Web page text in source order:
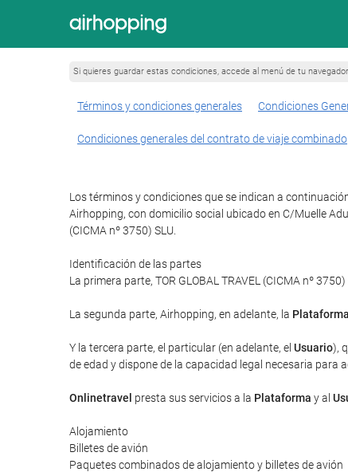
Si quieres guardar estas condiciones, accede al menú de tu
Términos y condiciones generales Condiciones
Condiciones generales del contrato de viaje combinado
Los términos y condiciones que se indican a
Airhopping, con domicilio social ubicado en C/Muelle
(CICMA nº 3750) SLU.
Identificación de las partes
La primera parte, TOR GLOBAL TRAVEL (CICMA nº
La segunda parte, Airhopping, en adelante, la Plataforma
Y la tercera parte, el particular (en adelante, el Usuario),
de edad y dispone de la capacidad legal necesaria para
Onlinetravel presta sus servicios a la Plataforma y al
Alojamiento
Billetes de avión
Paquetes combinados de alojamiento y billetes de avión